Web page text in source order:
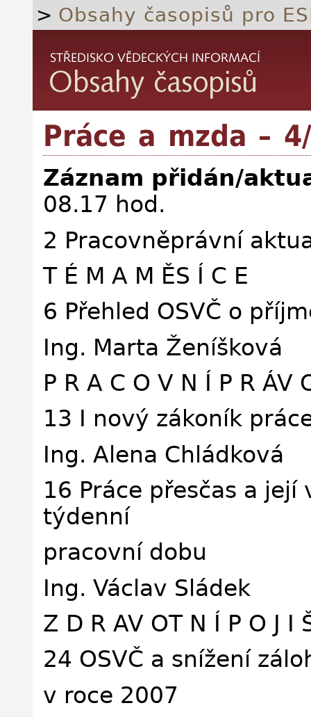
> Obsahy časopisů pro
Práce a mzda –
Záznam přidán/
08.17 hod.
2 Pracovněprávní
T É M A M ĚS Í C E
6 Přehled OSVČ o
Ing. Marta Ženíšková
P R A C O V N Í P R ÁV
13 I nový zákoník
Ing. Alena Chládková
16 Práce přesčas a
týdenní
pracovní dobu
Ing. Václav Sládek
Z D R AV OT N Í P O J I
24 OSVČ a snížení
v roce 2007